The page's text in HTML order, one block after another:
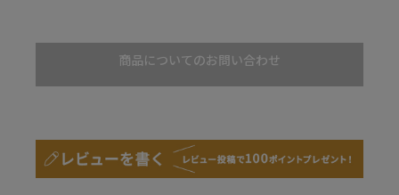
商品についてのお問い合わせ